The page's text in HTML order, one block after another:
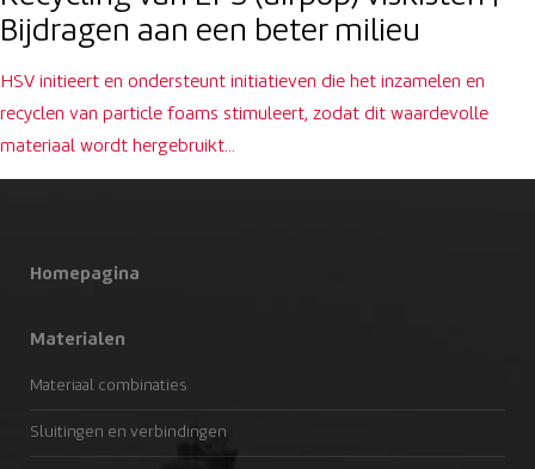
Bijdragen aan een beter milieu
HSV initieert en ondersteunt initiatieven die het inzamelen en
recyclen van particle foams stimuleert, zodat dit waardevolle
materiaal wordt hergebruikt…
Homepagina
Materialen
Materiaal combinaties
Sluitingen en verbindingen